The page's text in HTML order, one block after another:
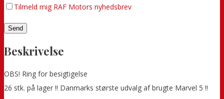
Tilmeld mig RAF Motors nyhedsbrev
Beskrivelse
OBS! Ring for besigtigelse
26 stk. på lager !! Danmarks største udvalg af brugte Marvel 5 !!